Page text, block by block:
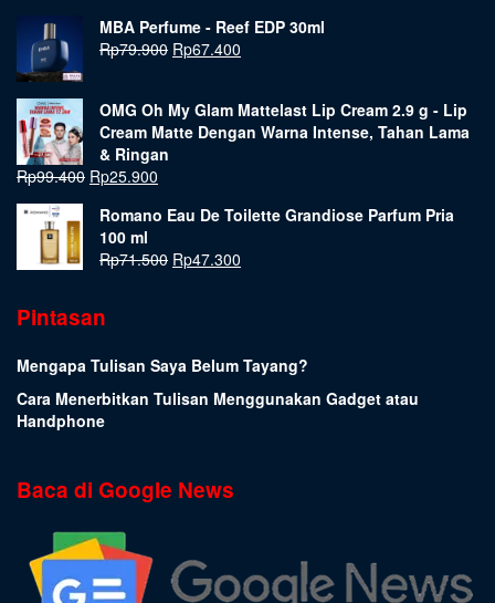
MBA Perfume - Reef EDP 30ml
Rp79.900 Rp67.400
OMG Oh My Glam Mattelast Lip Cream 2.9 g - Lip
Cream Matte Dengan Warna Intense, Tahan Lama
& Ringan
Rp99.400 Rp25.900
Romano Eau De Toilette Grandiose Parfum Pria
100 ml
Rp71.500 Rp47.300
Pintasan
Mengapa Tulisan Saya Belum Tayang?
Cara Menerbitkan Tulisan Menggunakan Gadget atau
Handphone
Baca di Google News